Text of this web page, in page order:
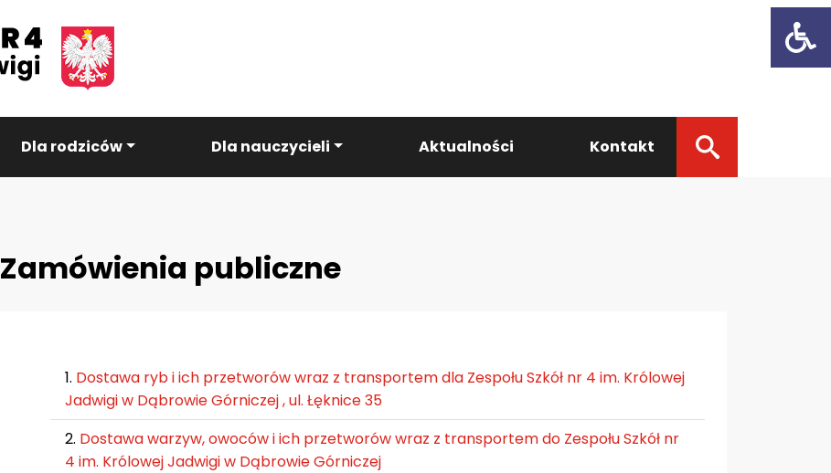
Open
Dla rodziców Dla nauczycieli Aktualności Kontakt
Zamówienia publiczne
1. Dostawa ryb i ich przetworów wraz z transportem dla Zespołu Szkół nr 4 im. Królowej
Jadwigi w Dąbrowie Górniczej , ul. Łęknice 35
2. Dostawa warzyw, owoców i ich przetworów wraz z transportem do Zespołu Szkół nr
4 im. Królowej Jadwigi w Dąbrowie Górniczej